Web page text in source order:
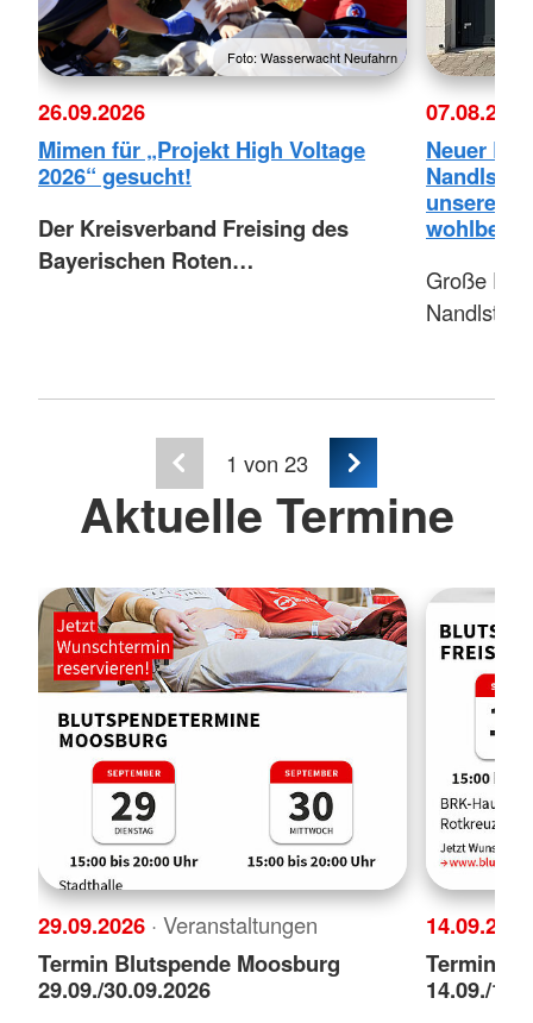
Foto: Wasserwacht Neufahrn
26.09.2026
Mimen für „Projekt High Voltage
2026“ gesucht!
Der Kreisverband Freising des
Bayerischen Roten…
07.08.2026
Neuer
unseren
Große
1 von 23
Aktuelle Termine
29.09.2026 · Veranstaltungen
Termin Blutspende Moosburg
29.09./30.09.2026
Termin
14.09./